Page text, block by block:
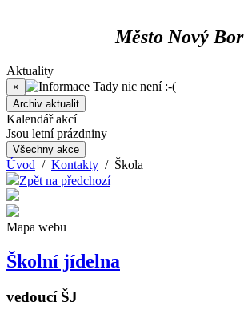
Město Nový Bor
Aktuality
× Tady nic není :-(
Archiv aktualit
Kalendář akcí
Jsou letní prázdniny
Všechny akce
Úvod / Kontakty / Škola
Zpět na předchozí
Mapa webu
Školní jídelna
vedoucí ŠJ